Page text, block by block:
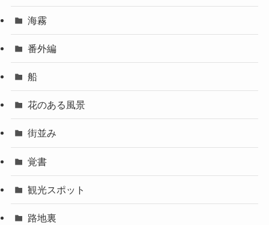
海霧
番外編
船
花のある風景
街並み
覚書
観光スポット
路地裏